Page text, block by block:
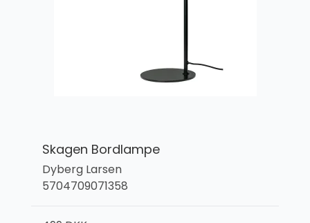
Skagen Bordlampe
Dyberg Larsen
5704709071358